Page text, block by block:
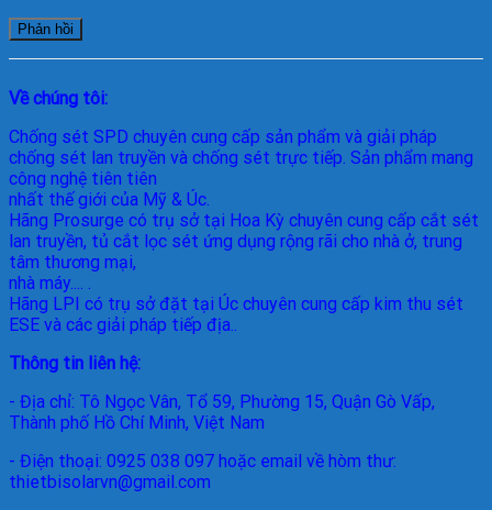
Về chúng tôi:
Chống sét SPD chuyên cung cấp sản phẩm và giải pháp
chống sét lan truyền và chống sét trực tiếp. Sản phẩm mang
công nghệ tiên tiên
nhất thế giới của Mỹ & Úc.
Hãng Prosurge có trụ sở tại Hoa Kỳ chuyên cung cấp cắt sét
lan truyền, tủ cắt lọc sét ứng dụng rộng rãi cho nhà ở, trung
tâm thương mại,
nhà máy.... .
Hãng LPI có trụ sở đặt tại Úc chuyên cung cấp kim thu sét
ESE và các giải pháp tiếp địa..
Thông tin liên hệ:
- Địa chỉ: Tô Ngọc Vân, Tổ 59, Phường 15, Quận Gò Vấp,
Thành phố Hồ Chí Minh, Việt Nam
- Điện thoại: 0925 038 097 hoặc email về hòm thư:
thietbisolarvn@gmail.com